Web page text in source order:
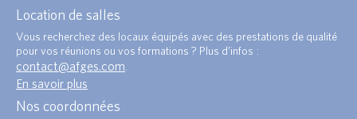
Location de salles
Vous recherchez des locaux équipés avec des prestations de qualité
pour vos réunions ou vos formations ? Plus d’infos :
contact@afges.com
En savoir plus
Nos coordonnées